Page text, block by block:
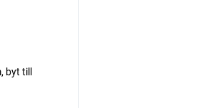
byt till